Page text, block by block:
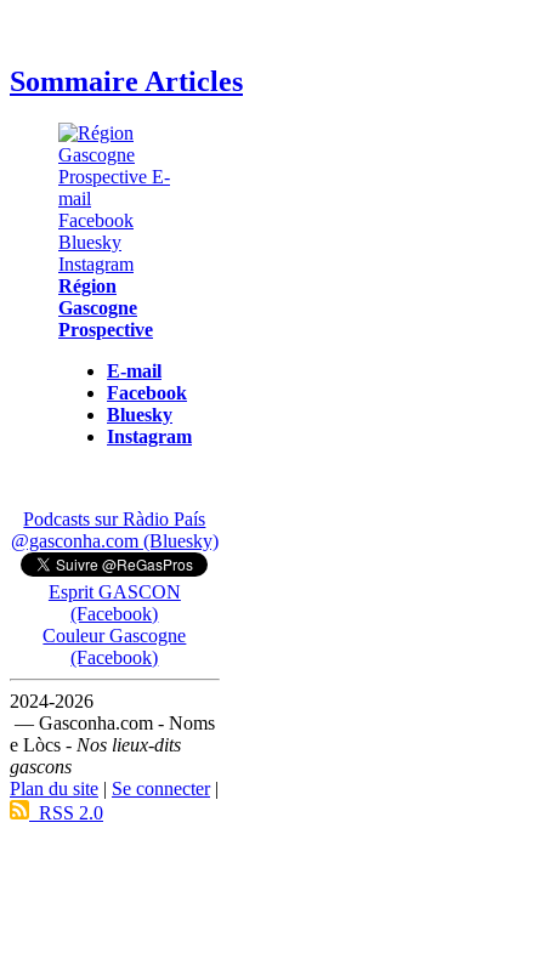
Sommaire Articles
Région
Gascogne
Prospective
E-mail
Facebook
Bluesky
Instagram
Podcasts sur Ràdio País
@gasconha.com (Bluesky)
Esprit GASCON
(Facebook)
Couleur Gascogne
(Facebook)
2024-2026
— Gasconha.com - Noms
e Lòcs - Nos lieux-dits
gascons
Plan du site | Se connecter|
RSS 2.0